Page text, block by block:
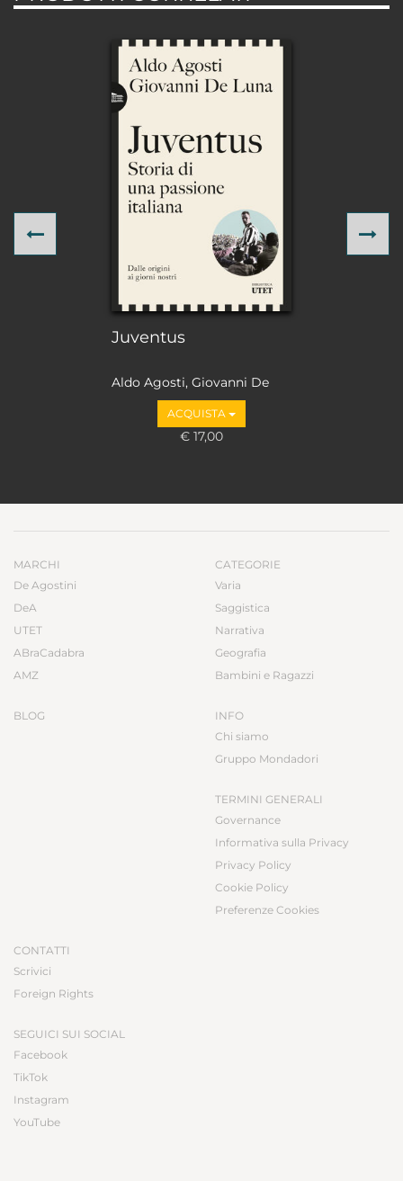
Juventus
Aldo Agosti, Giovanni De
ACQUISTA
€ 17,00
Previous
MARCHI
De Agostini
DeA
UTET
ABraCadabra
AMZ
BLOG
CATEGORIE
Varia
Saggistica
Narrativa
Geografia
Bambini e Ragazzi
INFO
Chi siamo
Gruppo Mondadori
TERMINI GENERALI
Governance
Informativa sulla Privacy
Privacy Policy
Cookie Policy
Preferenze Cookies
CONTATTI
Scrivici
Foreign Rights
SEGUICI SUI SOCIAL
Facebook
TikTok
Instagram
YouTube